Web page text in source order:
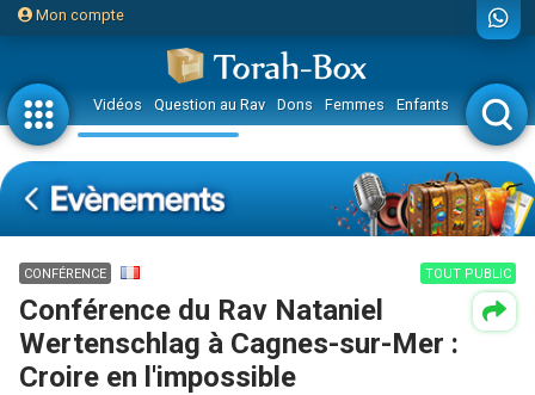
Mon compte
Vidéos Question au Rav Dons Femmes Enfants Etude sur
CONFÉRENCE TOUT PUBLIC
Conférence du Rav Nataniel
Wertenschlag à Cagnes-sur-Mer :
Croire en l'impossible